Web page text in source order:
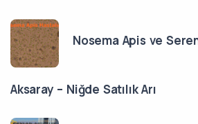
Nosema Apis ve
Aksaray – Niğde Satılık Arı